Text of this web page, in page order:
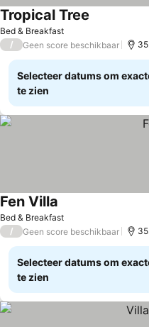
Bed & Breakfast
Tropical Tree
/ Geen score beschikbaar
Selecteer datums om
te zien
Bed & Breakfast
Fen Villa
/ Geen score beschikbaar
Selecteer datums om
te zien